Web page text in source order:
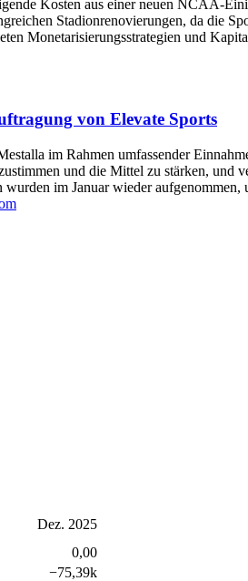
Kosten aus einer neuen NCAA-
Stadionrenovierungen, da die
Monetarisierungsstrategien und
von Elevate Sports
im Rahmen umfassender
und die Mittel zu stärken, und
im Januar wieder aufgenommen,
Dez. 2025
0,00
−75,39k